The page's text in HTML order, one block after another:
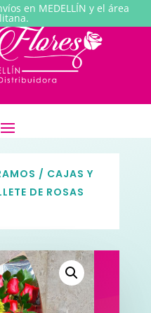
en MEDELLÍN y el área
/ CAJAS Y
DE ROSAS